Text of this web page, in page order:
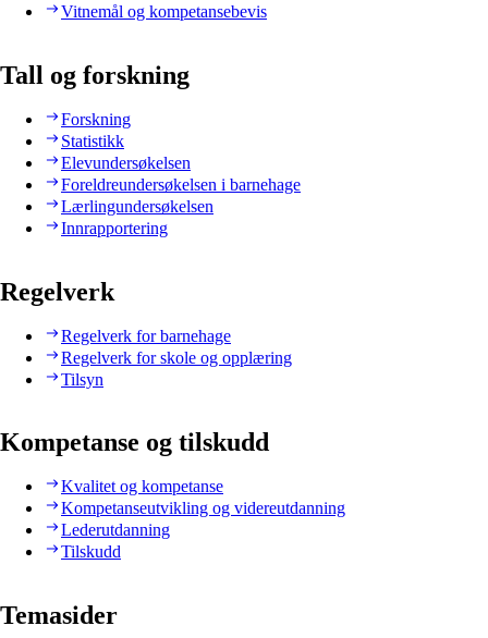
Vitnemål og kompetansebevis
Tall og forskning
Forskning
Statistikk
Elevundersøkelsen
Foreldreundersøkelsen i barnehage
Lærlingundersøkelsen
Innrapportering
Regelverk
Regelverk for barnehage
Regelverk for skole og opplæring
Tilsyn
Kompetanse og tilskudd
Kvalitet og kompetanse
Kompetanseutvikling og videreutdanning
Lederutdanning
Tilskudd
Temasider